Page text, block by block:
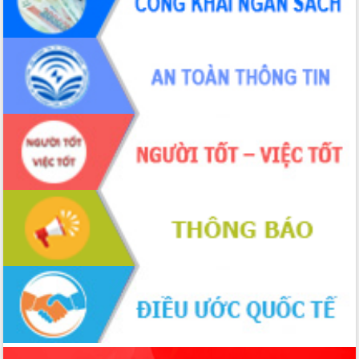
món ăn từ sầu riêng
Đắk Lắk công bố Quy hoạch và xúc
tiến đầu tư tỉnh
Ngành cá ngừ Đắk Lắk chủ động thích
ứng để giữ vững thị trường xuất khẩu
Diễn đàn Kinh tế tư nhân Việt Nam đột
phá cơ chế - Hợp tác công tư
Đề án 06 tạo bước ngoặt đột phá trong
cải cách hành chính tỉnh Đắk Lắk
Kết nối tour, đẩy mạnh chuyển đổi số
để phát triển du lịch Đắk Lắk
Khởi động Dự án Đầu tư xây dựng hạ
tầng kỹ thuật Cụm công nghiệp Tân
Tiến
Gặp mặt các cơ quan báo chí nhân Kỷ
niệm 101 năm Ngày Báo chí Cách
mạng Việt Nam
Đắk Lắk sơ kết 4 năm triển khai thực
hiện Đề án 06 của Chính phủ
Họp báo thông tin về Hội nghị Công bố